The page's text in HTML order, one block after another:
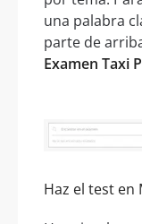
una palabra
parte de
Examen Taxi
Haz el test en